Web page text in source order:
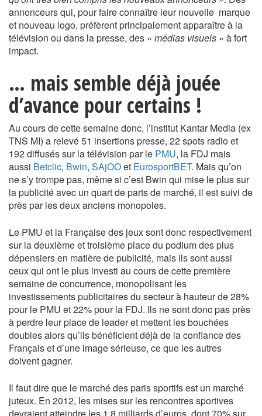
annonceurs qui, pour faire connaître leur nouvelle marque
et nouveau logo, préfèrent principalement apparaître à la
télévision ou dans la presse, des « médias visuels » à fort
impact.
… mais semble déjà jouée
d’avance pour certains !
Au cours de cette semaine donc, l’institut Kantar Media (ex
TNS MI) a relevé 51 insertions presse, 22 spots radio et
192 diffusés sur la télévision par le PMU, la FDJ mais
aussi Betclic, Bwin, SAjOOet EurosportBET. Mais qu’on
ne s’y trompe pas, même si c’est Bwin qui mise le plus sur
la publicité avec un quart de parts de marché, il est suivi de
près par les deux anciens monopoles.
Le PMU et la Française des jeux sont donc respectivement
sur la deuxième et troisième place du podium des plus
dépensiers en matière de publicité, mais ils sont aussi
ceux qui ont le plus investi au cours de cette première
semaine de concurrence, monopolisant les
investissements publicitaires du secteur à hauteur de 28%
pour le PMU et 22% pour la FDJ. Ils ne sont donc pas près
à perdre leur place de leader et mettent les bouchées
doubles alors qu’ils bénéficient déjà de la confiance des
Français et d’une image sérieuse, ce que les autres
doivent gagner.
Il faut dire que le marché des paris sportifs est un marché
juteux. En 2012, les mises sur les rencontres sportives